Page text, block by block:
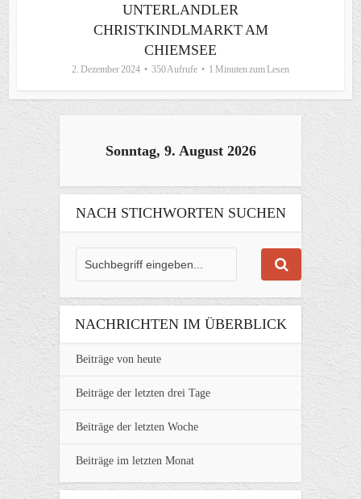
UNTERLANDLER
CHRISTKINDLMARKT AM
CHIEMSEE
2. Dezember 2024 350 Aufrufe 1 Minuten zum Lesen
Sonntag, 9. August 2026
NACH STICHWORTEN SUCHEN
NACHRICHTEN IM ÜBERBLICK
Beiträge von heute
Beiträge der letzten drei Tage
Beiträge der letzten Woche
Beiträge im letzten Monat